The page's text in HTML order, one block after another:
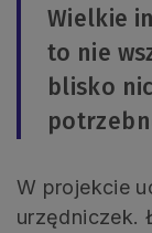
Wielkie
to nie
blisko
W projekcie
urzędniczek.